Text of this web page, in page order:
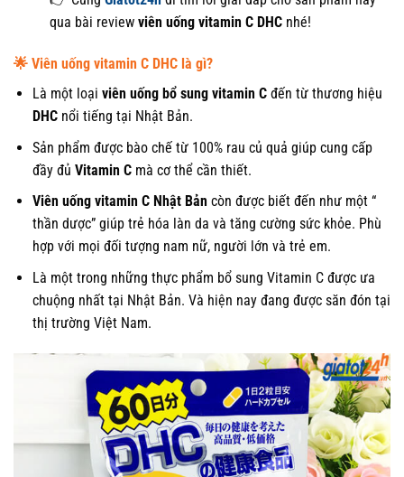
qua bài review viên uống vitamin C DHC nhé!
🌟 Viên uống vitamin C DHC là gì?
Là một loại viên uống bổ sung vitamin Cđến từ thương hiệu
DHCnổi tiếng tại Nhật Bản.
Sản phẩm được bào chế từ 100% rau củ quả giúp cung cấp
đầy đủ Vitamin Cmà cơ thể cần thiết.
Viên uống vitamin C Nhật Bản còn được biết đến như một “
thần dược” giúp trẻ hóa làn da và tăng cường sức khỏe. Phù
hợp với mọi đối tượng nam nữ, người lớn và trẻ em.
Là một trong những thực phẩm bổ sung Vitamin C được ưa
chuộng nhất tại Nhật Bản. Và hiện nay đang được săn đón tại
thị trường Việt Nam.